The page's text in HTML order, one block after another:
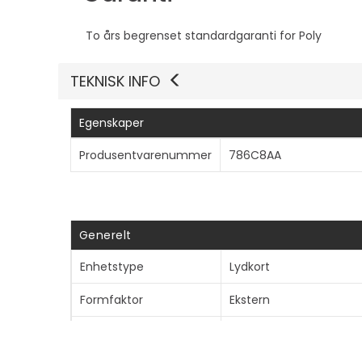
To års begrenset standardgaranti for Poly
TEKNISK INFO
Egenskaper
Produsentvarenummer
786C8AA
Generelt
Enhetstype
Lydkort
Formfaktor Ekstern